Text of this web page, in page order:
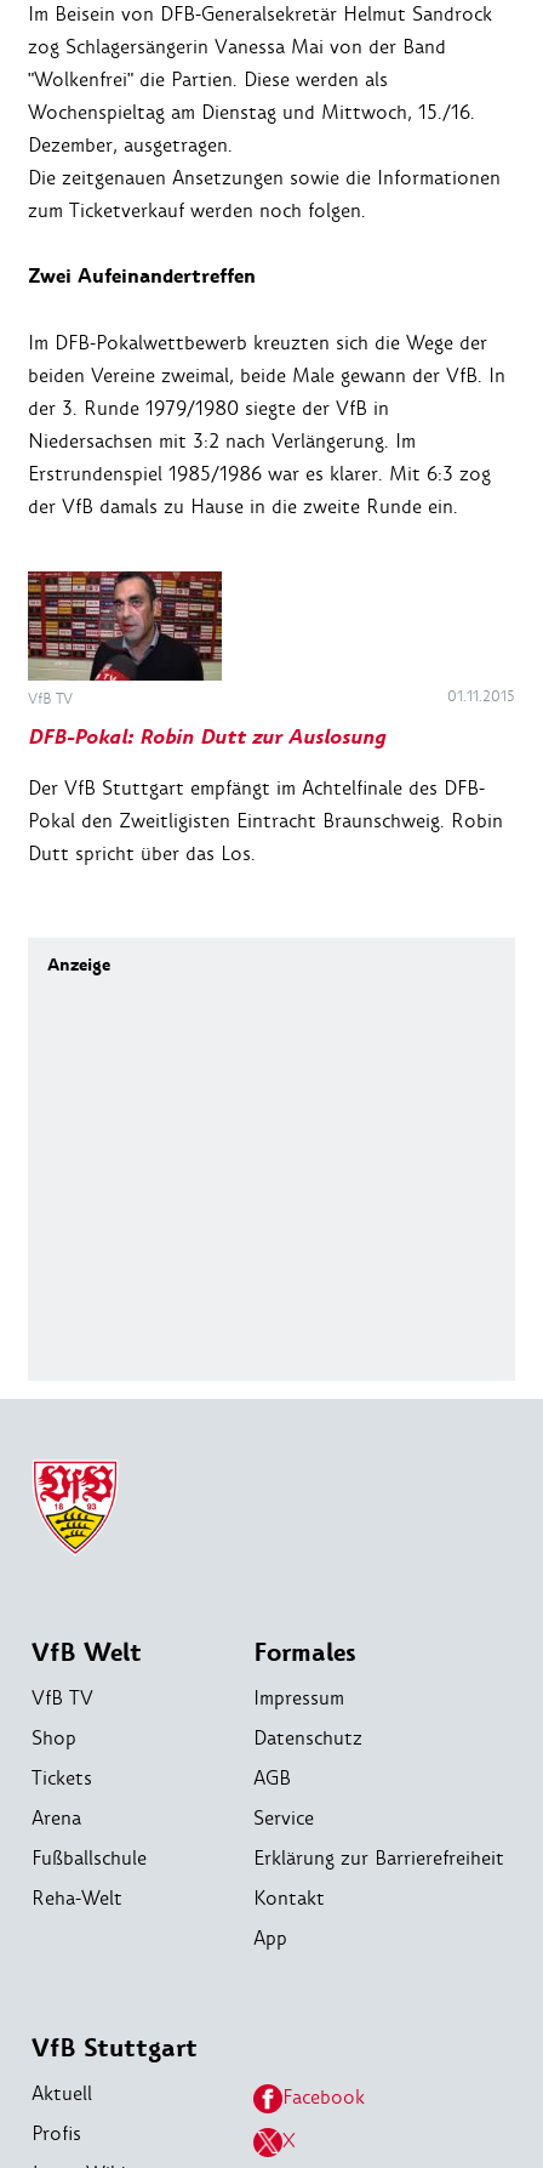
Im Beisein von DFB-Generalsekretär Helmut Sandrock
zog Schlagersängerin Vanessa Mai von der Band
"Wolkenfrei" die Partien. Diese werden als
Wochenspieltag am Dienstag und Mittwoch, 15./16.
Dezember, ausgetragen.
Die zeitgenauen Ansetzungen sowie die Informationen
zum Ticketverkauf werden noch folgen.
Zwei Aufeinandertreffen
Im DFB-Pokalwettbewerb kreuzten sich die Wege der
beiden Vereine zweimal, beide Male gewann der VfB. In
der 3. Runde 1979/1980 siegte der VfB in
Niedersachsen mit 3:2 nach Verlängerung. Im
Erstrundenspiel 1985/1986 war es klarer. Mit 6:3 zog
der VfB damals zu Hause in die zweite Runde ein.
VfB TV 01.11.2015
DFB-Pokal: Robin Dutt zur Auslosung
Der VfB Stuttgart empfängt im Achtelfinale des DFB-
Pokal den Zweitligisten Eintracht Braunschweig. Robin
Dutt spricht über das Los.
VfB Welt
VfB TV
Shop
Tickets
Arena
Fußballschule
Reha-Welt
Formales
Impressum
Datenschutz
AGB
Service
Erklärung zur Barrierefreiheit
Kontakt
App
VfB Stuttgart
Aktuell
Profis
Facebook
X